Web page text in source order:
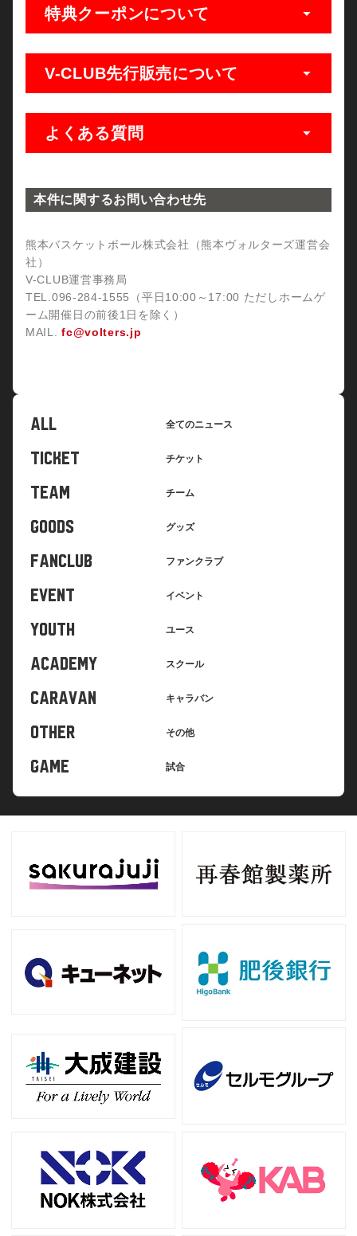
特典クーポンについて
初回チケット販売日に間に合わない場合がございます。
チケット取得後の変更・キャンセルは一切できません。
窓口での引換はできません。
V-CLUB先行販売について
よくある質問
本件に関するお問い合わせ先
熊本バスケットボール株式会社（熊本ヴォルターズ運営会
社）
V-CLUB運営事務局
TEL.096-284-1555（平日10:00～17:00 ただしホームゲ
ーム開催日の前後1日を除く）
MAIL.fc@volters.jp
ALL 全てのニュース
TICKET チケット
TEAM チーム
GOODS グッズ
FANCLUB ファンクラブ
EVENT イベント
YOUTH ユース
ACADEMY スクール
CARAVAN キャラバン
OTHER その他
GAME 試合